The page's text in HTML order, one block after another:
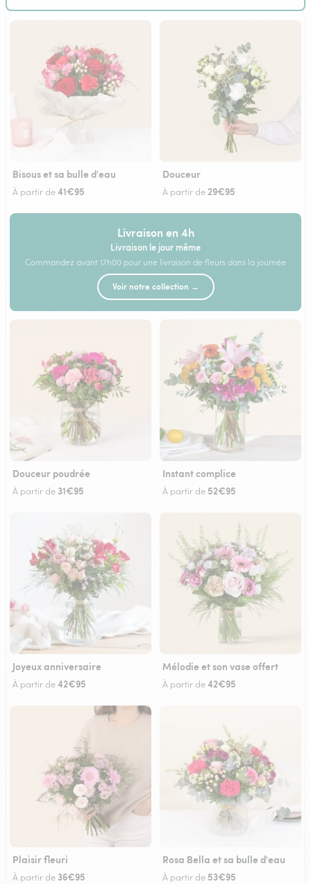
Bisous et sa bulle d'eau
À partir de41€95
Douceur
À partir de29€95
Livraison en 4h
Livraison le jour même
Commandez avant 17h00 pour une livraison de fleurs dans la journée
Voir notre collection →
Douceur poudrée
À partir de 31€95
Instant complice
À partir de 52€95
Joyeux anniversaire
À partir de42€95
Mélodie et son vase offert
À partir de42€95
Plaisir fleuri
À partir de 36€95
Rosa Bella et sa bulle d'eau
À partir de 53€95